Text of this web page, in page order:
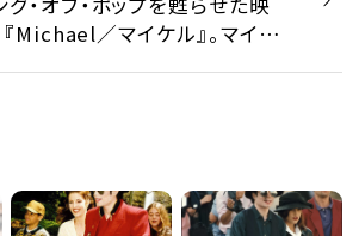
『Michael／マイケル』。マイケ